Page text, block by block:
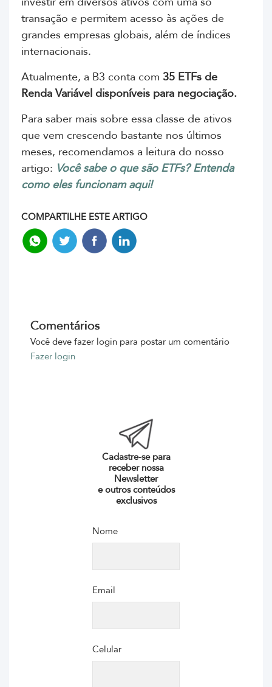
transação e permitem acesso às ações de
grandes empresas globais, além de índices
internacionais.
Atualmente, a B3 conta com 35 ETFs de
Renda Variável disponíveis para negociação.
Para saber mais sobre essa classe de ativos
que vem crescendo bastante nos últimos
meses, recomendamos a leitura do nosso
artigo: Você sabe o que são ETFs? Entenda
como eles funcionam aqui!
COMPARTILHE ESTE ARTIGO
Comentários
Você deve fazer login para postar um comentário
Fazer login
Cadastre-se para
receber nossa
Newsletter
e outros conteúdos
exclusivos
Nome
Email
Celular